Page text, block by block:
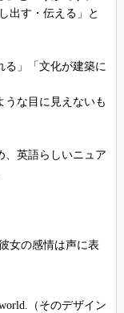
出す・伝える」と
る」「文化が建築に
うな目に見えないも
、英語らしいニュア
女の感情は声に表
world.（そのデザイン